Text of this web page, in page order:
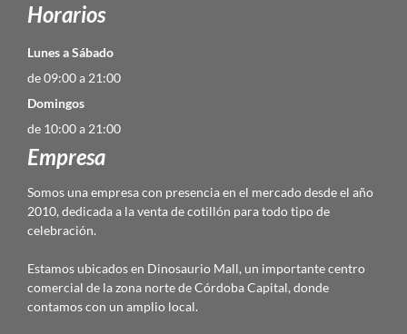
Horarios
Lunes a Sábado
de 09:00 a 21:00
Domingos
de 10:00 a 21:00
Empresa
Somos una empresa con presencia en el mercado desde el año
2010, dedicada a la venta de cotillón para todo tipo de
celebración.
Estamos ubicados en Dinosaurio Mall, un importante centro
comercial de la zona norte de Córdoba Capital, donde
contamos con un amplio local.